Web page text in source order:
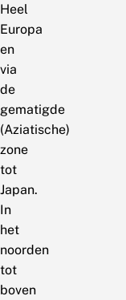
Heel
Europa
en
via
de
gematigde
(Aziatische)
zone
tot
Japan.
In
het
noorden
tot
boven